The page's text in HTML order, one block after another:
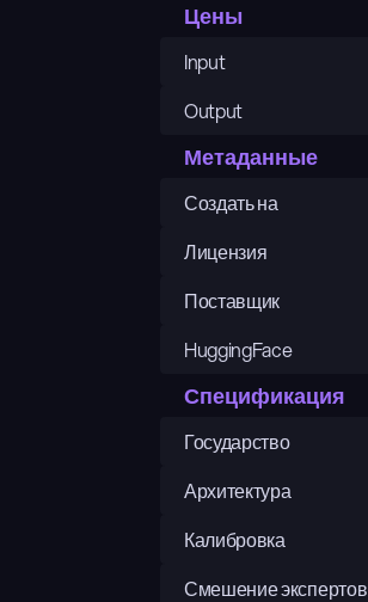
Цены
Input
Output
Метаданные
Создать на
Лицензия
Поставщик
HuggingFace
Спецификация
Государство
Архитектура
Калибровка
Смешение экспертов